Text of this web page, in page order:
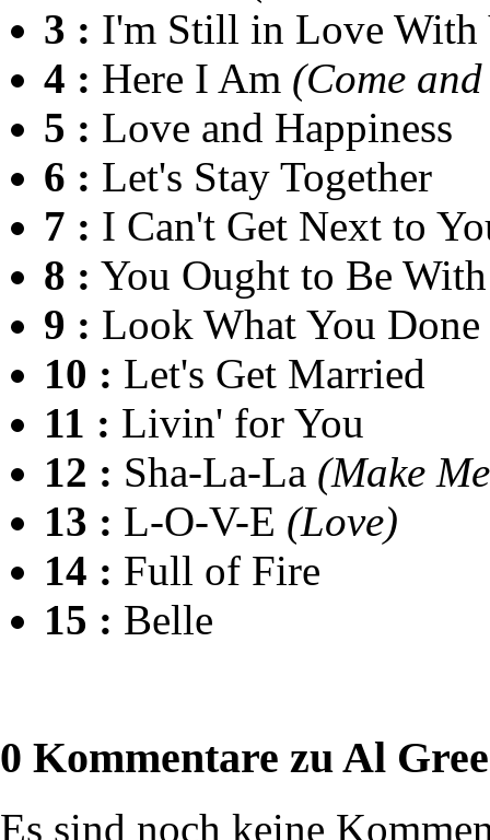
3 : I'm Still in Love With
4 : Here I Am (Come
5 : Love and Happiness
6 : Let's Stay Together
7 : I Can't Get Next to
8 : You Ought to Be
9 : Look What You
10 : Let's Get Married
11 : Livin' for You
12 : Sha-La-La (Make
13 : L-O-V-E (Love)
14 : Full of Fire
15 : Belle
0 Kommentare zu Al
Es sind noch keine